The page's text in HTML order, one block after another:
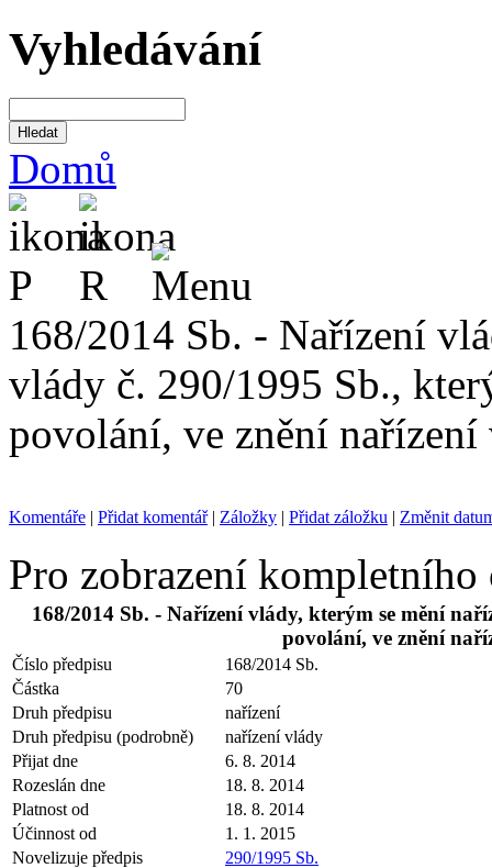
Vyhledávání
Domů
168/2014 Sb. - Nařízení
vlády č. 290/1995 Sb.,
povolání, ve znění
Komentáře | Přidat komentář| Záložky | Přidat záložku | Změnit
Pro zobrazení kompletního
168/2014 Sb. - Nařízení vlády, kterým se mění
povolání, ve znění
Číslo předpisu
168/2014 Sb.
Částka
70
Druh předpisu
nařízení
Druh předpisu (podrobně)
nařízení vlády
Přijat dne
6. 8. 2014
Rozeslán dne
18. 8. 2014
Platnost od
18. 8. 2014
Účinnost od
1. 1. 2015
Novelizuje předpis
290/1995 Sb.